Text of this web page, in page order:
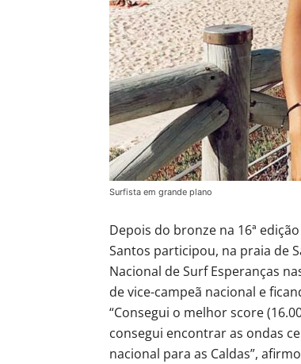
Surfista em grande plano
Depois do bronze na 16ª
Santos participou, na praia de
Nacional de Surf Esperanças
de vice-campeã nacional e
“Consegui o melhor score
consegui encontrar as ondas
nacional para as Caldas”,